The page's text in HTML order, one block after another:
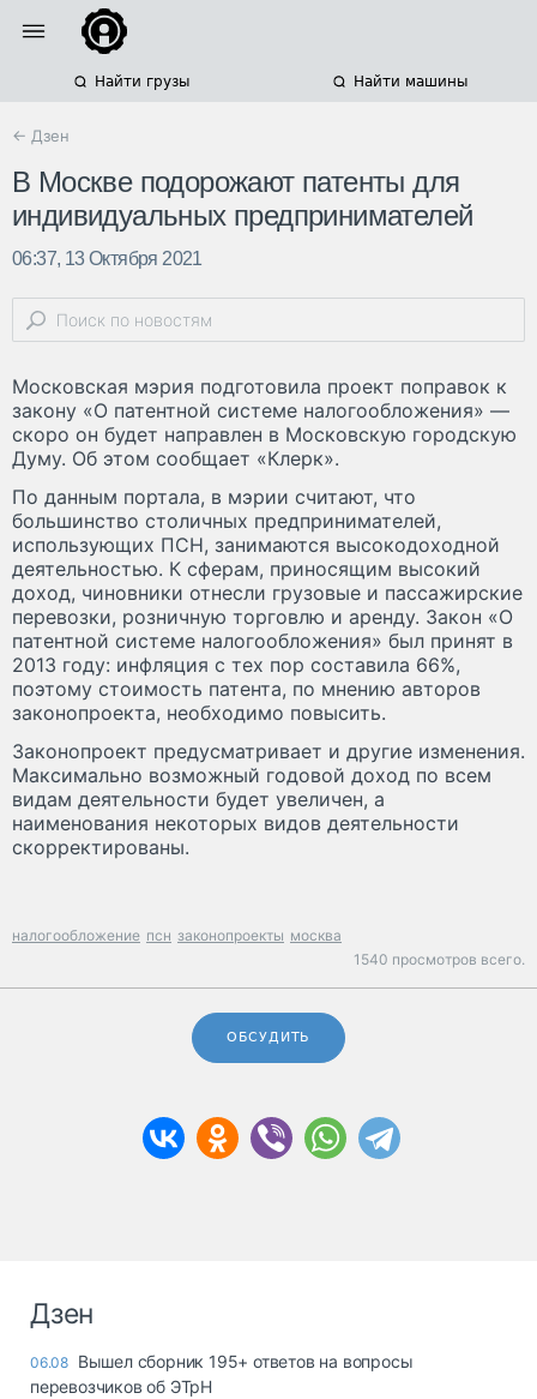
Найти грузы Найти машины
← Дзен
В Москве подорожают патенты для
индивидуальных предпринимателей
06:37, 13 Октября 2021
Московская мэрия подготовила проект поправок к
закону «О патентной системе налогообложения» —
скоро он будет направлен в Московскую городскую
Думу. Об этом сообщает «Клерк».
По данным портала, в мэрии считают, что
большинство столичных предпринимателей,
использующих ПСН, занимаются высокодоходной
деятельностью. К сферам, приносящим высокий
доход, чиновники отнесли грузовые и пассажирские
перевозки, розничную торговлю и аренду. Закон «О
патентной системе налогообложения» был принят в
2013 году: инфляция с тех пор составила 66%,
поэтому стоимость патента, по мнению авторов
законопроекта, необходимо повысить.
Законопроект предусматривает и другие изменения.
Максимально возможный годовой доход по всем
видам деятельности будет увеличен, а
наименования некоторых видов деятельности
скорректированы.
налогообложение псн законопроекты москва
1540 просмотров всего.
ОБСУДИТЬ
Дзен
06.08 Вышел сборник 195+ ответов на вопросы
перевозчиков об ЭТрН